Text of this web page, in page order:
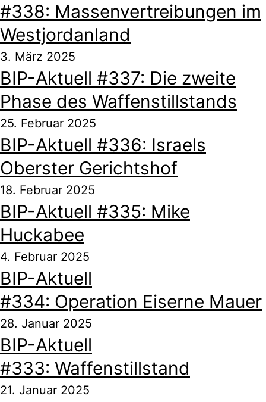
#338: Massenvertreibungen im
Westjordanland
3. März 2025
BIP-Aktuell #337: Die zweite
Phase des Waffenstillstands
25. Februar 2025
BIP-Aktuell #336: Israels
Oberster Gerichtshof
18. Februar 2025
BIP-Aktuell #335: Mike
Huckabee
4. Februar 2025
BIP-Aktuell
#334: Operation Eiserne Mauer
28. Januar 2025
BIP-Aktuell
#333: Waffenstillstand
21. Januar 2025